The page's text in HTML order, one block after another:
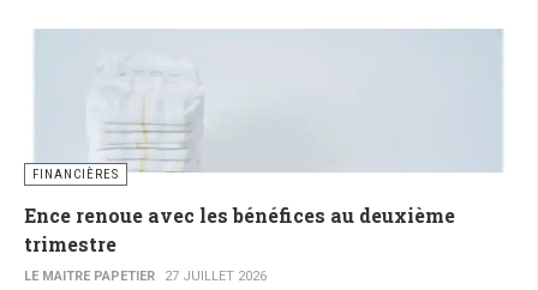
FINANCIÈRES
Ence renoue avec les bénéfices au deuxième
trimestre
LE MAITRE PAPETIER 27 JUILLET 2026